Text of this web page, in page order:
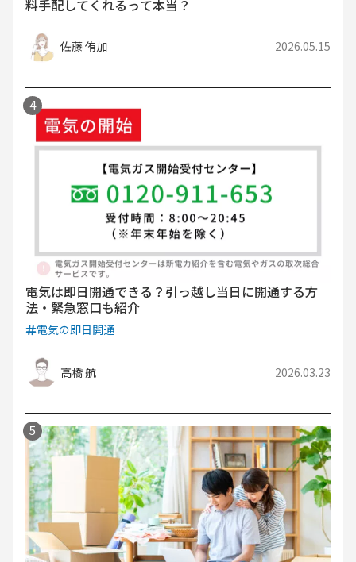
料手配してくれるって本当？
佐藤 侑加 2026.05.15
電気は即日開通できる？引っ越し当日に開通する方
法・緊急窓口も紹介
電気の即日開通
高橋 航 2026.03.23